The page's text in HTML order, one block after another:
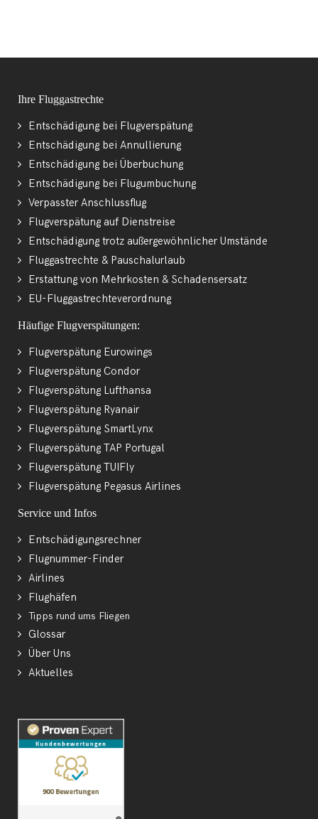
Ihre Fluggastrechte
Entschädigung bei Flugverspätung
Entschädigung bei Annullierung
Entschädigung bei Überbuchung
Entschädigung bei Flugumbuchung
Verpasster Anschlussflug
Flugverspätung auf Dienstreise
Entschädigung trotz außergewöhnlicher Umstände
Fluggastrechte & Pauschalurlaub
Erstattung von Mehrkosten & Schadensersatz
EU-Fluggastrechteverordnung
Häufige Flugverspätungen:
Flugverspätung Eurowings
Flugverspätung Condor
Flugverspätung Lufthansa
Flugverspätung Ryanair
Flugverspätung SmartLynx
Flugverspätung TAP Portugal
Flugverspätung TUIFly
Flugverspätung Pegasus Airlines
Service und Infos
Entschädigungsrechner
Flugnummer-Finder
Airlines
Flughäfen
Tipps rund ums Fliegen
Glossar
Über Uns
Aktuelles